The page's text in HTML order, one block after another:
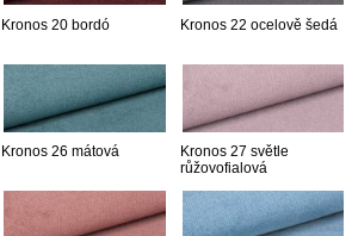
Kronos 20 bordó Kronos 22 ocelově šedá
Kronos 26 mátová
Kronos 27 světle
růžovofialová